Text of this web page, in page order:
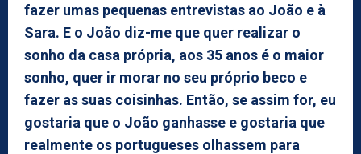
fazer umas pequenas entrevistas ao João e à
Sara. E o João diz-me que quer realizar o
sonho da casa própria, aos 35 anos é o maior
sonho, quer ir morar no seu próprio beco e
fazer as suas coisinhas. Então, se assim for, eu
gostaria que o João ganhasse e gostaria que
realmente os portugueses olhassem para